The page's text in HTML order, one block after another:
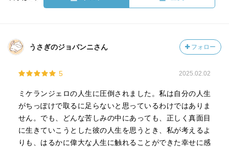
うさぎのジョバンニさん フォロー
5 2025.02.02
ミケランジェロの人生に圧倒されました。私は自分の人生
がちっぽけで取るに足らないと思っているわけではありま
せん。でも、どんな苦しみの中にあっても、正しく真面目
に生きていこうとした彼の人生を思うとき、私が考えるよ
りも、はるかに偉大な人生に触れることができた幸せに感